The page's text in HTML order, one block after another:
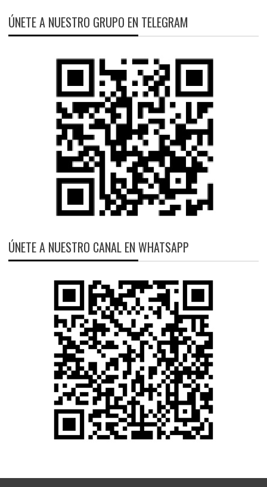
ÚNETE A NUESTRO GRUPO EN TELEGRAM
ÚNETE A NUESTRO CANAL EN WHATSAPP